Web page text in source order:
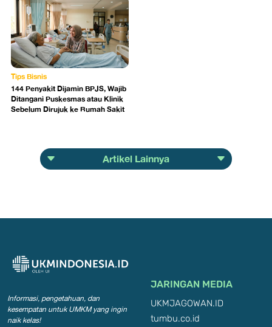
Tips Bisnis
144 Penyakit Dijamin BPJS, Wajib
Ditangani Puskesmas atau Klinik
Sebelum Dirujuk ke Rumah Sakit
Artikel Lainnya
Informasi, pengetahuan, dan
kesempatan untuk UMKM yang ingin
naik kelas!
JARINGAN MEDIA
UKMJAGOWAN.ID
tumbu.co.id